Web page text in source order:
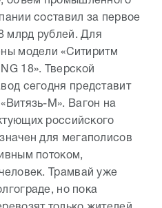
составил за первое
млрд рублей. Для
модели «Ситиритм
18». Тверской
сегодня представит
М». Вагон на
российского
для мегаполисов
потоком,
Трамвай уже
но пока